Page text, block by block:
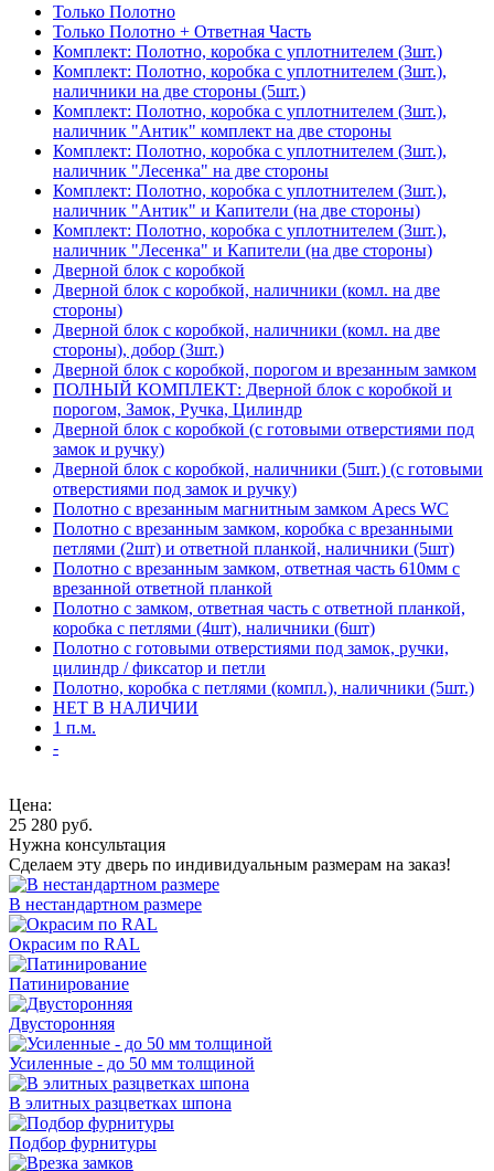
Только Полотно
Только Полотно + Ответная Часть
Комплект: Полотно, коробка с уплотнителем (3шт.)
Комплект: Полотно, коробка с уплотнителем (3шт.),
наличники на две стороны (5шт.)
Комплект: Полотно, коробка с уплотнителем (3шт.),
наличник "Антик" комплект на две стороны
Комплект: Полотно, коробка с уплотнителем (3шт.),
наличник "Лесенка" на две стороны
Комплект: Полотно, коробка с уплотнителем (3шт.),
наличник "Антик" и Капители (на две стороны)
Комплект: Полотно, коробка с уплотнителем (3шт.),
наличник "Лесенка" и Капители (на две стороны)
Дверной блок с коробкой
Дверной блок с коробкой, наличники (комл. на две
стороны)
Дверной блок с коробкой, наличники (комл. на две
стороны), добор (3шт.)
Дверной блок с коробкой, порогом и врезанным замком
ПОЛНЫЙ КОМПЛЕКТ: Дверной блок с коробкой и
порогом, Замок, Ручка, Цилиндр
Дверной блок с коробкой (с готовыми отверстиями под
замок и ручку)
Дверной блок с коробкой, наличники (5шт.) (с готовыми
отверстиями под замок и ручку)
Полотно с врезанным магнитным замком Apecs WC
Полотно с врезанным замком, коробка с врезанными
петлями (2шт) и ответной планкой, наличники (5шт)
Полотно с врезанным замком, ответная часть 610мм с
врезанной ответной планкой
Полотно с замком, ответная часть с ответной планкой,
коробка с петлями (4шт), наличники (6шт)
Полотно с готовыми отверстиями под замок, ручки,
цилиндр / фиксатор и петли
Полотно, коробка с петлями (компл.), наличники (5шт.)
НЕТ В НАЛИЧИИ
1 п.м.
-
Цена:
25 280 руб.
Нужна консультация
Сделаем эту дверь по индивидуальным размерам на заказ!
В нестандартном размере
Окрасим по RAL
Патинирование
Двусторонняя
Усиленные - до 50 мм толщиной
В элитных разцветках шпона
Подбор фурнитуры